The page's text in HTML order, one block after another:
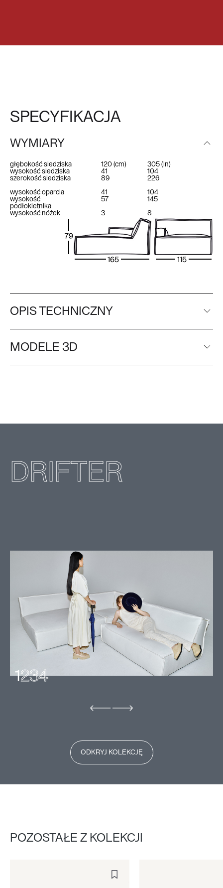
SPECYFIKACJA
WYMIARY
głębokość siedziska 120 (cm) 305 (in)
wysokość siedziska
41
104
szerokość siedziska
89
226
wysokość oparcia
41
104
wysokość
podłokietnika
57
145
wysokość nóżek
3 8
OPIS TECHNICZNY
MODELE 3D
DRIFTER
ODKRYJ KOLEKCJĘ
1234
POZOSTAŁE Z KOLEKCJI